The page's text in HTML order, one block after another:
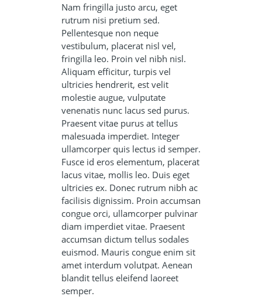
Nam fringilla justo arcu, eget
rutrum nisi pretium sed.
Pellentesque non neque
vestibulum, placerat nisl vel,
fringilla leo. Proin vel nibh nisl.
Aliquam efficitur, turpis vel
ultricies hendrerit, est velit
molestie augue, vulputate
venenatis nunc lacus sed purus.
Praesent vitae purus at tellus
malesuada imperdiet. Integer
ullamcorper quis lectus id semper.
Fusce id eros elementum, placerat
lacus vitae, mollis leo. Duis eget
ultricies ex. Donec rutrum nibh ac
facilisis dignissim. Proin accumsan
congue orci, ullamcorper pulvinar
diam imperdiet vitae. Praesent
accumsan dictum tellus sodales
euismod. Mauris congue enim sit
amet interdum volutpat. Aenean
blandit tellus eleifend laoreet
semper.